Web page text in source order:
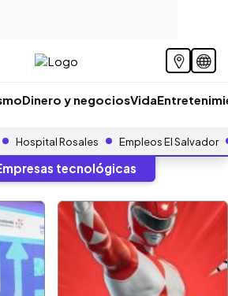
Dinero y negociosVida
Hospital Rosales Empleos El Salvador
tecnológicas